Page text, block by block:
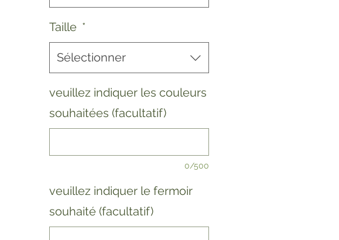
Taille *
Sélectionner
veuillez indiquer les couleurs
souhaitées (facultatif)
0/500
veuillez indiquer le fermoir
souhaité (facultatif)